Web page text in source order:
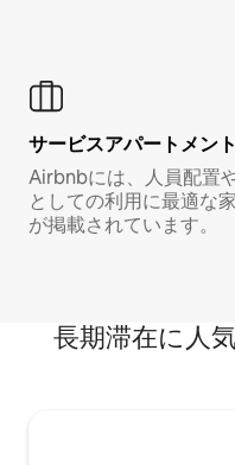
サービスアパートメン
Airbnbには、人員配置
としての利用に最適な
が掲載されています。
長期滞在に人